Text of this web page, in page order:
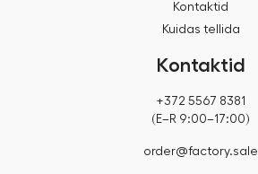
Kontaktid
Kuidas tellida
Kontaktid
+372 5567 8381
(E–R 9:00–17:00)
order@factory.sale